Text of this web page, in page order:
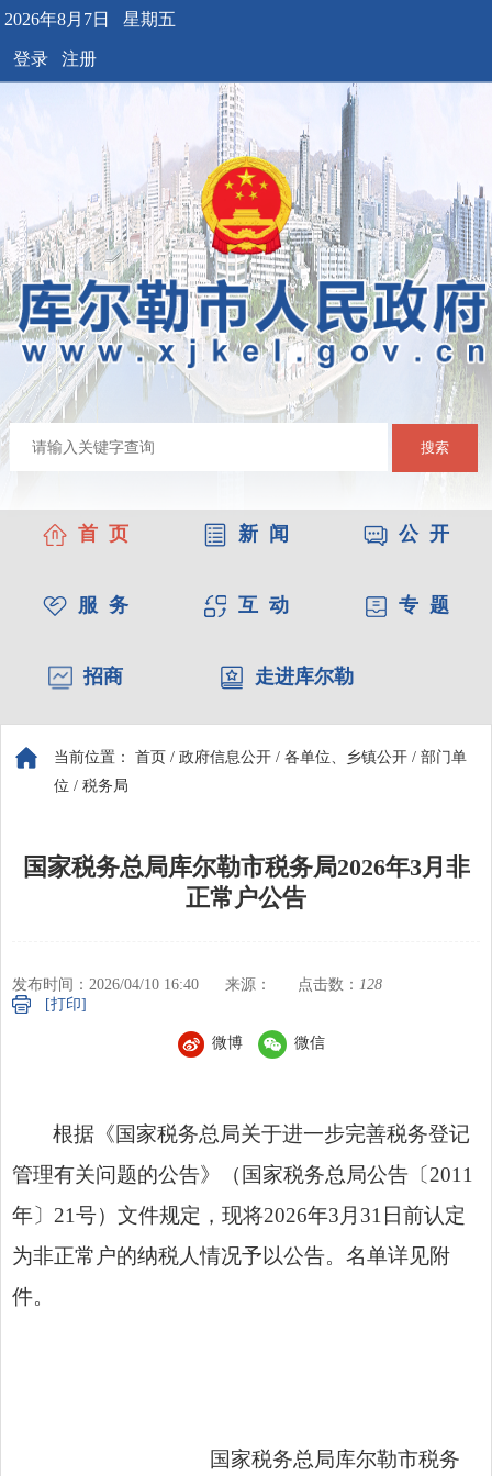
2026年8月7日 星期五
登录 注册
搜索
首 页 新 闻 公 开
服 务 互 动 专 题
招商 走进库尔勒
当前位置： 首页 / 政府信息公开 / 各单位、乡镇公开 / 部门单
位 / 税务局
国家税务总局库尔勒市税务局2026年3月非
正常户公告
发布时间：2026/04/10 16:40 来源： 点击数： 128
[打印]
微博 微信
根据《国家税务总局关于进一步完善税务登记
管理有关问题的公告》（国家税务总局公告〔2011
年〕21号）文件规定，现将2026年3月31日前认定
为非正常户的纳税人情况予以公告。名单详见附
件。
国家税务总局库尔勒市税务